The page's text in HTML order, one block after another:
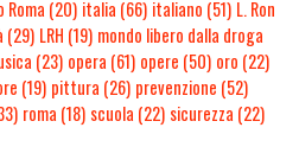
(20) italia (66) italiano (51) L. Ron
(29) LRH (19) mondo libero dalla droga
(23) opera (61) opere (50) oro (22)
(19) pittura (26) prevenzione (52)
roma (18) scuola (22) sicurezza (22)